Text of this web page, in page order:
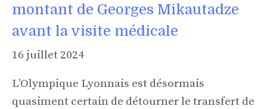
montant de Georges Mikautadze
avant la visite médicale
16 juillet 2024
L’Olympique Lyonnais est désormais
quasiment certain de détourner le transfert de